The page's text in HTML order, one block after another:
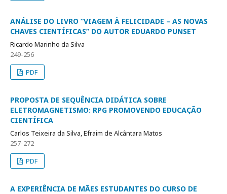
ANÁLISE DO LIVRO “VIAGEM À FELICIDADE – AS NOVAS
CHAVES CIENTÍFICAS” DO AUTOR EDUARDO PUNSET
Ricardo Marinho da Silva
249-256
PDF
PROPOSTA DE SEQUÊNCIA DIDÁTICA SOBRE
ELETROMAGNETISMO: RPG PROMOVENDO EDUCAÇÃO
CIENTÍFICA
Carlos Teixeira da Silva, Efraim de Alcântara Matos
257-272
PDF
A EXPERIÊNCIA DE MÃES ESTUDANTES DO CURSO DE